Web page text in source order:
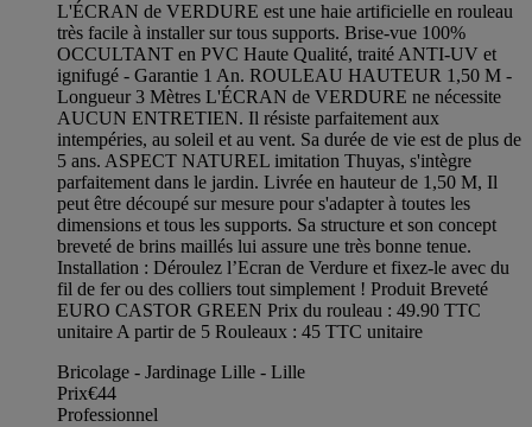
L'ÉCRAN de VERDURE est une haie artificielle en rouleau
très facile à installer sur tous supports. Brise-vue 100%
OCCULTANT en PVC Haute Qualité, traité ANTI-UV et
ignifugé - Garantie 1 An. ROULEAU HAUTEUR 1,50 M -
Longueur 3 Mètres L'ÉCRAN de VERDURE ne nécessite
AUCUN ENTRETIEN. Il résiste parfaitement aux
intempéries, au soleil et au vent. Sa durée de vie est de plus de
5 ans. ASPECT NATUREL imitation Thuyas, s'intègre
parfaitement dans le jardin. Livrée en hauteur de 1,50 M, Il
peut être découpé sur mesure pour s'adapter à toutes les
dimensions et tous les supports. Sa structure et son concept
breveté de brins maillés lui assure une très bonne tenue.
Installation : Déroulez l’Ecran de Verdure et fixez-le avec du
fil de fer ou des colliers tout simplement ! Produit Breveté
EURO CASTOR GREEN Prix du rouleau : 49.90 TTC
unitaire A partir de 5 Rouleaux : 45 TTC unitaire
Bricolage - Jardinage Lille - Lille
Prix€44
Professionnel